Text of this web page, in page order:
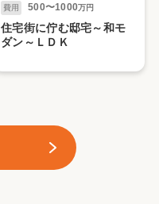
費用 500〜1000万円
住宅街に佇む邸宅～和モ
ダン～ＬＤＫ